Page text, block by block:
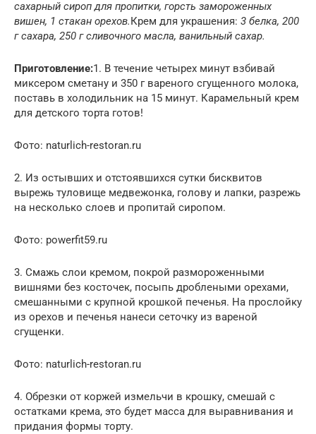
сахарный сироп для пропитки, горсть замороженных
вишен, 1 стакан орехов.Крем для украшения: 3 белка, 200
г сахара, 250 г сливочного масла, ванильный сахар.
Приготовление:1. В течение четырех минут взбивай
миксером сметану и 350 г вареного сгущенного молока,
поставь в холодильник на 15 минут. Карамельный крем
для детского торта готов!
Фото: naturlich-restoran.ru
2. Из остывших и отстоявшихся сутки бисквитов
вырежь туловище медвежонка, голову и лапки, разрежь
на несколько слоев и пропитай сиропом.
Фото: powerfit59.ru
3. Смажь слои кремом, покрой размороженными
вишнями без косточек, посыпь дроблеными орехами,
смешанными с крупной крошкой печенья. На прослойку
из орехов и печенья нанеси сеточку из вареной
сгущенки.
Фото: naturlich-restoran.ru
4. Обрезки от коржей измельчи в крошку, смешай с
остатками крема, это будет масса для выравнивания и
придания формы торту.